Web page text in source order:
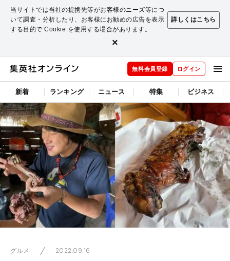
当サイトでは当社の提携先等がお客様のニーズ等につ
いて調査・分析したり、お客様にお勧めの広告を表示
する目的で Cookie を使用する場合があります。
詳しくはこちら
×
無料会員登録 ログイン
新着 ランキング ニュース 特集 ビジネス
グルメ 2022.09.16